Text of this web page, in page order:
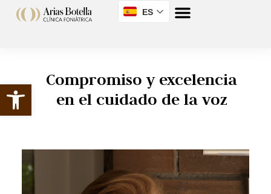
Abrir barra de herramientas
ES
Compromiso y excelencia
en el cuidado de la voz